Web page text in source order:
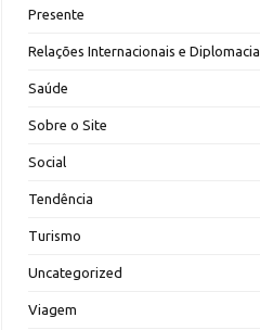
Presente
Relações Internacionais e Diplomacia
Saúde
Sobre o Site
Social
Tendência
Turismo
Uncategorized
Viagem